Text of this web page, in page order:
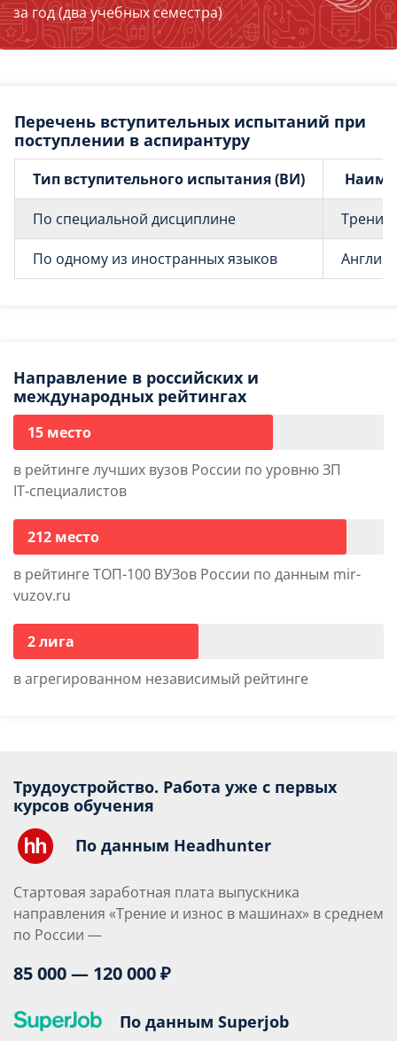
за год (два учебных семестра)
Перечень вступительных испытаний при
поступлении в аспирантуру
Тип вступительного испытания (ВИ)
По специальной дисциплине Трение
По одному из иностранных языков
Направление в российских и
международных рейтингах
15 место
в рейтинге лучших вузов России по уровню ЗП
IT‑специалистов
212 место
в рейтинге ТОП-100 ВУЗов России по данным mir-
vuzov.ru
2 лига
в агрегированном независимый рейтинге
Трудоустройство. Работа уже с первых
курсов обучения
По данным Headhunter
Стартовая заработная плата выпускника
направления «Трение и износ в машинах» в среднем
по России —
85 000 — 120 000 ₽
По данным Superjob